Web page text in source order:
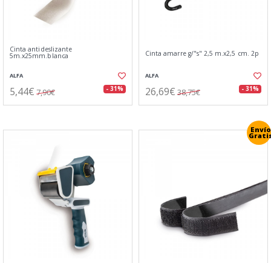
Cinta antideslizante
5m.x25mm.blanca
ALFA
5,44€ 7,90€ - 31%
Cinta amarre g/"s" 2,5 m.x2,5 cm. 2p
ALFA
26,69€ 38,75€ - 31%
Envío